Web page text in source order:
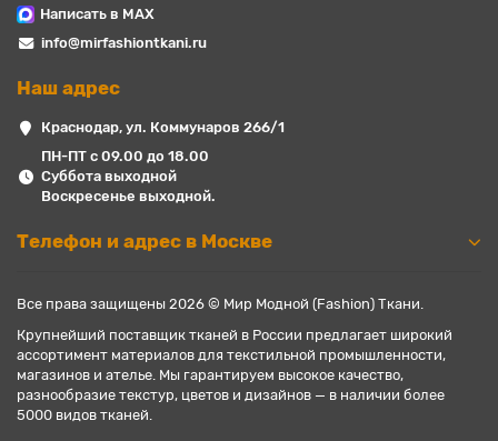
Написать в MAX
info@mirfashiontkani.ru
Наш адрес
Краснодар, ул. Коммунаров 266/1
ПН-ПТ с 09.00 до 18.00
Суббота выходной
Воскресенье выходной.
Телефон и адрес в Москве
Все права защищены 2026 © Мир Модной (Fashion) Ткани.
Крупнейший поставщик тканей в России предлагает широкий
ассортимент материалов для текстильной промышленности,
магазинов и ателье. Мы гарантируем высокое качество,
разнообразие текстур, цветов и дизайнов — в наличии более
5000 видов тканей.